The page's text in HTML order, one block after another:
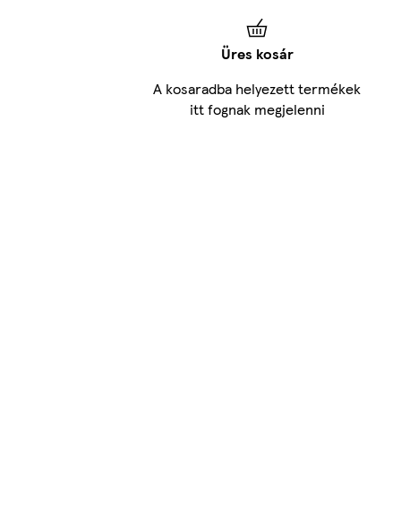
Üres kosár
A kosaradba helyezett termékek
itt fognak megjelenni